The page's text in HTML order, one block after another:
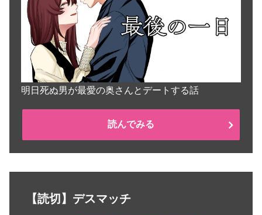
明日死ぬ男が最愛の奥さんとデートする話
読んでみる
【読切】デスマッチ